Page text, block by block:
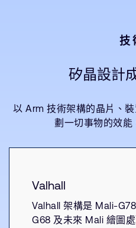
技
矽晶設計
以 Arm 技術架構的晶片、
劃一切事物的效能
Valhall
Valhall 架構是 Mali-
G68 及未來 Mali 繪圖